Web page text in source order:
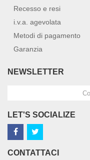
Recesso e resi
i.v.a. agevolata
Metodi di pagamento
Garanzia
NEWSLETTER
LET'S SOCIALIZE
CONTATTACI